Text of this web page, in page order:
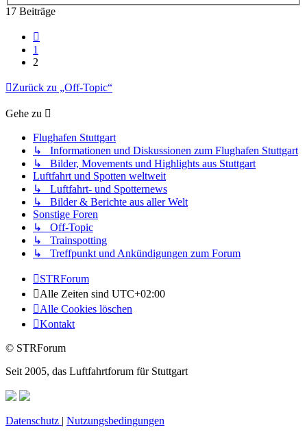
17 Beiträge
1
2
Zurück zu „Off-Topic“
Gehe zu
Flughafen Stuttgart
↳ Informationen und Diskussionen zum Flughafen Stuttgart
↳ Bilder, Movements und Highlights aus Stuttgart
Luftfahrt und Spotten weltweit
↳ Luftfahrt- und Spotternews
↳ Bilder & Berichte aus aller Welt
Sonstige Foren
↳ Off-Topic
↳ Trainspotting
↳ Treffpunkt und Ankündigungen zum Forum
STRForum
Alle Zeiten sind UTC+02:00
Alle Cookies löschen
Kontakt
© STRForum
Seit 2005, das Luftfahrtforum für Stuttgart
Datenschutz | Nutzungsbedingungen